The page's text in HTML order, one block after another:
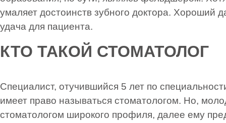
умаляет достоинств зубного доктора. Хороший
удача для пациента.
КТО ТАКОЙ СТОМАТОЛОГ
Специалист, отучившийся 5 лет по
имеет право называться стоматологом. Но,
стоматологом широкого профиля, далее ему